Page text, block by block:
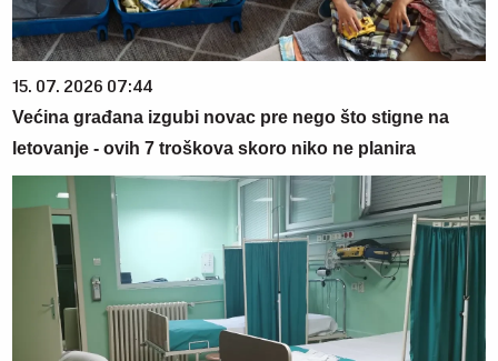
15. 07. 2026 07:44
Većina građana izgubi novac pre nego što stigne na
letovanje - ovih 7 troškova skoro niko ne planira